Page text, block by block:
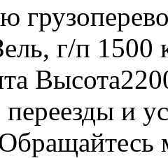
г/п 1500
и